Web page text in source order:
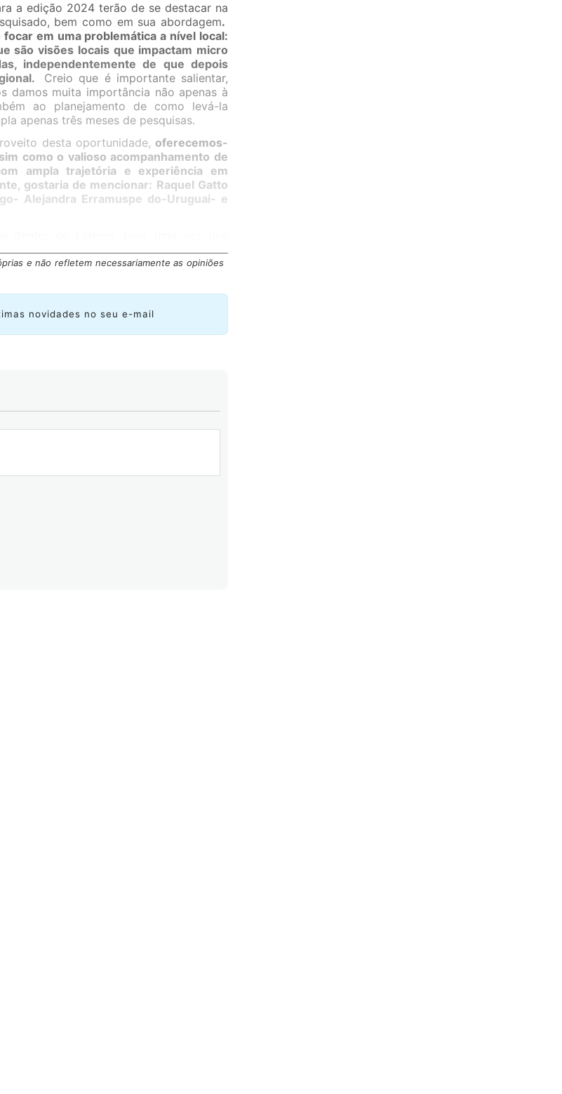
a edição 2024 terão de se destacar na
bem como em sua abordagem.
em uma problemática a nível local:
são visões locais que impactam micro
independentemente de que depois
Creio que é importante salientar,
damos muita importância não apenas à
ao planejamento de como levá-la
apenas três meses de pesquisas.
desta oportunidade, oferecemos-
como o valioso acompanhamento de
ampla trajetória e experiência em
gostaria de mencionar: Raquel Gatto
Alejandra Erramuspe do-Uruguai- e
guiarão para que possam atingir seus
e não refletem necessariamente as opiniões
novidades no seu e-mail